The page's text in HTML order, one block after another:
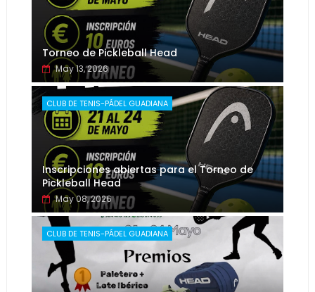
Torneo de Pickleball Head
May 13, 2026
CLUB DE TENIS-PÁDEL GUADIANA
Inscripciones abiertas para el Torneo de
Pickleball Head
May 08, 2026
CLUB DE TENIS-PÁDEL GUADIANA